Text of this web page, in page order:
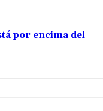
por encima del